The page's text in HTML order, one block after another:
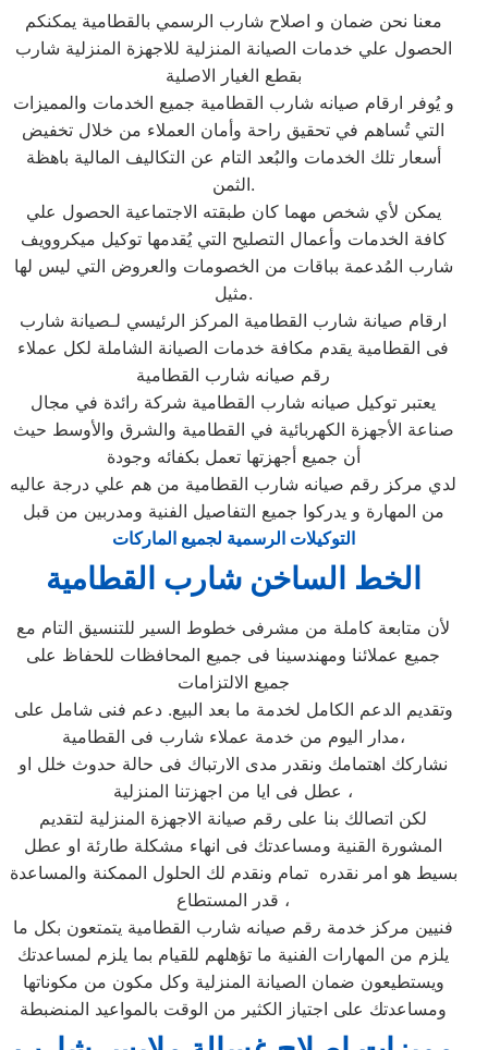
معنا نحن ضمان و اصلاح شارب الرسمي بالقطامية يمكنكم
الحصول علي خدمات الصيانة المنزلية للاجهزة المنزلية شارب
بقطع الغيار الاصلية
و يُوفر ارقام صيانه شارب القطامية جميع الخدمات والمميزات
التي تُساهم في تحقيق راحة وأمان العملاء من خلال تخفيض
أسعار تلك الخدمات والبُعد التام عن التكاليف المالية باهظة
الثمن.
يمكن لأي شخص مهما كان طبقته الاجتماعية الحصول علي
كافة الخدمات وأعمال التصليح التي يُقدمها توكيل ميكروويف
شارب المُدعمة بباقات من الخصومات والعروض التي ليس لها
مثيل.
ارقام صيانة شارب القطامية المركز الرئيسي لـصيانة شارب
فى القطامية يقدم مكافة خدمات الصيانة الشاملة لكل عملاء
رقم صيانه شارب القطامية
يعتبر توكيل صيانه شارب القطامية شركة رائدة في مجال
صناعة الأجهزة الكهربائية في القطامية والشرق والأوسط حيث
أن جميع أجهزتها تعمل بكفائه وجودة
لدي مركز رقم صيانه شارب القطامية من هم علي درجة عاليه
من المهارة و يدركوا جميع التفاصيل الفنية ومدربين من قبل
التوكيلات الرسمية لجميع الماركات
الخط الساخن شارب القطامية
لأن متابعة كاملة من مشرفى خطوط السير للتنسيق التام مع
جميع عملائنا ومهندسينا فى جميع المحافظات للحفاظ على
جميع الالتزامات
وتقديم الدعم الكامل لخدمة ما بعد البيع. دعم فنى شامل على
مدار اليوم من خدمة عملاء شارب فى القطامية،
نشاركك اهتمامك ونقدر مدى الارتباك فى حالة حدوث خلل او
عطل فى ايا من اجهزتنا المنزلية ،
لكن اتصالك بنا على رقم صيانة الاجهزة المنزلية لتقديم
المشورة القنية ومساعدتك فى انهاء مشكلة طارئة او عطل
بسيط هو امر نقدره تمام ونقدم لك الحلول الممكنة والمساعدة
قدر المستطاع ،
فنيين مركز خدمة رقم صيانه شارب القطامية يتمتعون بكل ما
يلزم من المهارات الفنية ما تؤهلهم للقيام بما يلزم لمساعدتك
ويستطيعون ضمان الصيانة المنزلية وكل مكون من مكوناتها
ومساعدتك على اجتياز الكثير من الوقت بالمواعيد المنضبطة